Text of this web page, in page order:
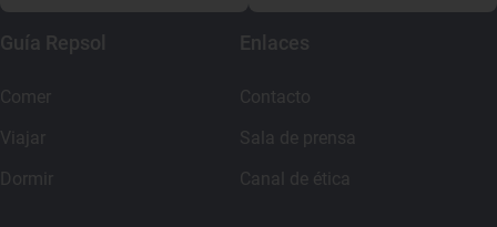
Guía Repsol
Comer
Viajar
Dormir
Enlaces
Contacto
Sala de prensa
Canal de ética